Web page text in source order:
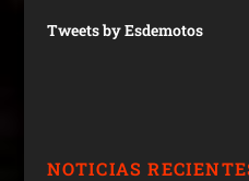
Tweets by Esdemotos
NOTICIAS